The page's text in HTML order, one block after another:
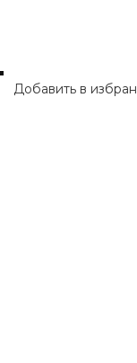
Добавить в